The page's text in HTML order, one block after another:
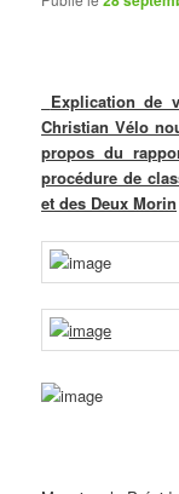
Explication de
Christian Vélo
propos du
procédure de
et des Deux Morin